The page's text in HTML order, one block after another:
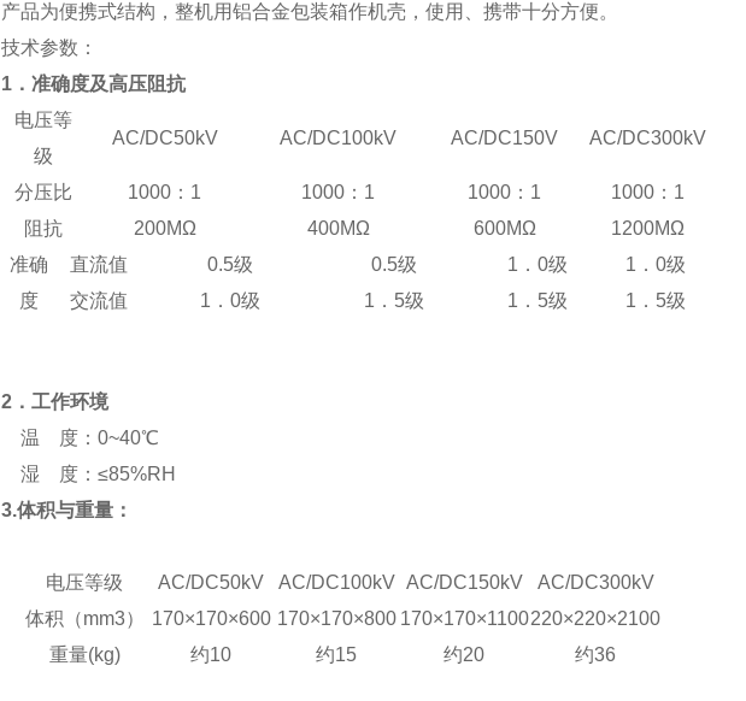
产品为便携式结构，整机用铝合金包装箱作机壳，使用、携带十分方便。
技术参数：
1．准确度及高压阻抗
电压等
级
AC/DC50kV AC/DC100kV AC/DC150V AC/DC300kV
分压比 1000：1 1000：1 1000：1
1000：1
阻抗
200MΩ 400MΩ 600MΩ
1200MΩ
准确
度
直流值 0.5级 0.5级 1．0级
1．0级
交流值
1．0级 1．5级 1．5级 1．5级
2．工作环境
温 度：0~40℃
湿 度：≤85%RH
3.体积与重量：
电压等级 AC/DC50kV AC/DC100kV AC/DC150kV
AC/DC300kV
体积（mm3）
170×170×600 170×170×800 170×170×1100220×220×2100
重量(kg)
约10 约15 约20 约36